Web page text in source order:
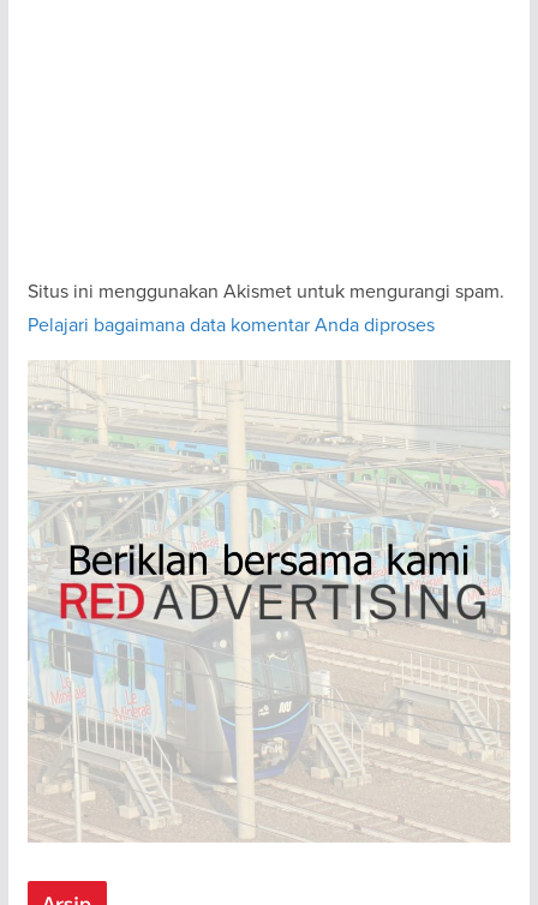
Situs ini menggunakan Akismet untuk mengurangi spam.
Pelajari bagaimana data komentar Anda diproses